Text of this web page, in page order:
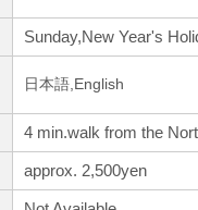
Sunday,New Year's
日本語,English
4 min.walk from the
approx. 2,500yen